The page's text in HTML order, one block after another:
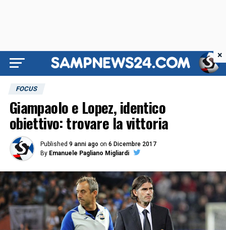
FOCUS
Giampaolo e Lopez, identico
obiettivo: trovare la vittoria
Published 9 anni ago on 6 Dicembre 2017
By Emanuele Pagliano Migliardi
×